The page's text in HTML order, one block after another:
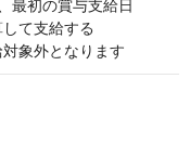
最初の賞与支給日
て支給する
象外となります